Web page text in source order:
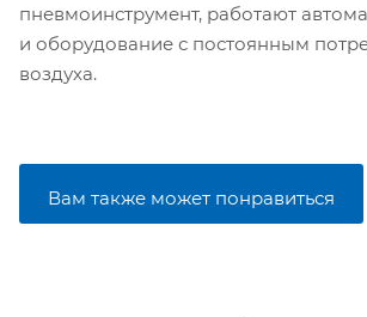
пневмоинструмент, работают
и оборудование с постоянным
воздуха.
Вам также может понравиться